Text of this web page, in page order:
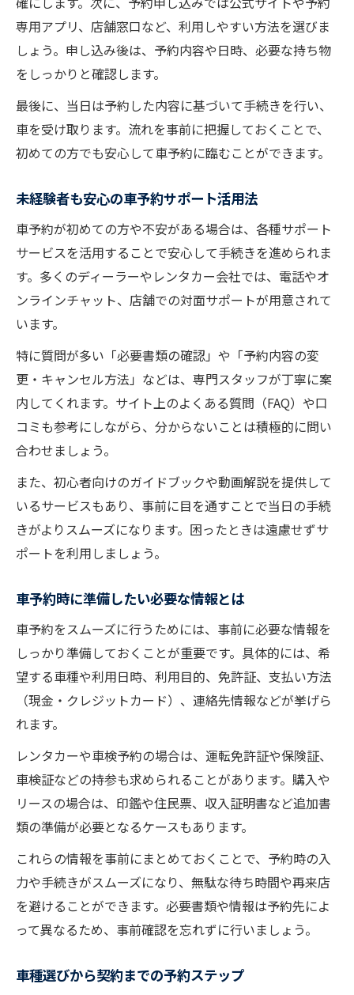
専用アプリ、店舗窓口など、利用しやすい方法を選びま
しょう。申し込み後は、予約内容や日時、必要な持ち物
をしっかりと確認します。
最後に、当日は予約した内容に基づいて手続きを行い、
車を受け取ります。流れを事前に把握しておくことで、
初めての方でも安心して車予約に臨むことができます。
未経験者も安心の車予約サポート活用法
車予約が初めての方や不安がある場合は、各種サポート
サービスを活用することで安心して手続きを進められま
す。多くのディーラーやレンタカー会社では、電話やオ
ンラインチャット、店舗での対面サポートが用意されて
います。
特に質問が多い「必要書類の確認」や「予約内容の変
更・キャンセル方法」などは、専門スタッフが丁寧に案
内してくれます。サイト上のよくある質問（FAQ）や口
コミも参考にしながら、分からないことは積極的に問い
合わせましょう。
また、初心者向けのガイドブックや動画解説を提供して
いるサービスもあり、事前に目を通すことで当日の手続
きがよりスムーズになります。困ったときは遠慮せずサ
ポートを利用しましょう。
車予約時に準備したい必要な情報とは
車予約をスムーズに行うためには、事前に必要な情報を
しっかり準備しておくことが重要です。具体的には、希
望する車種や利用日時、利用目的、免許証、支払い方法
（現金・クレジットカード）、連絡先情報などが挙げら
れます。
レンタカーや車検予約の場合は、運転免許証や保険証、
車検証などの持参も求められることがあります。購入や
リースの場合は、印鑑や住民票、収入証明書など追加書
類の準備が必要となるケースもあります。
これらの情報を事前にまとめておくことで、予約時の入
力や手続きがスムーズになり、無駄な待ち時間や再来店
を避けることができます。必要書類や情報は予約先によ
って異なるため、事前確認を忘れずに行いましょう。
車種選びから契約までの予約ステップ